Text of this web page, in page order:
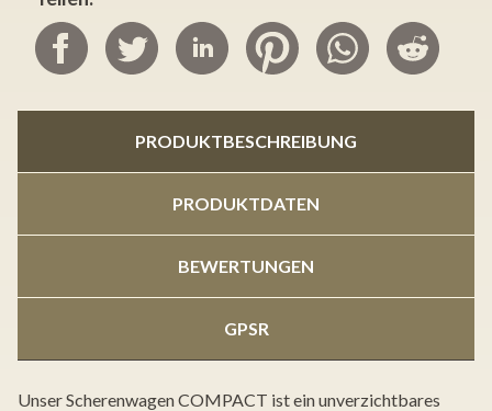
PRODUKTBESCHREIBUNG
PRODUKTDATEN
BEWERTUNGEN
GPSR
Unser Scherenwagen COMPACT ist ein unverzichtbares